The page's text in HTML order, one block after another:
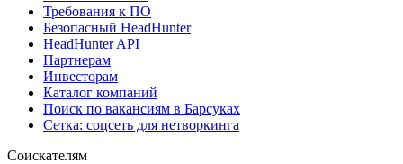
Требования к ПО
Безопасный HeadHunter
HeadHunter API
Партнерам
Инвесторам
Каталог компаний
Поиск по вакансиям в Барсуках
Сетка: соцсеть для нетворкинга
Соискателям